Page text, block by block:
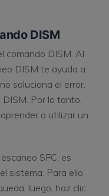
DISM
comando DISM. Al
DISM te ayuda a
soluciona el error,
Por lo tanto,
a utilizar un
SFC, es
sistema. Para ello,
luego, haz clic